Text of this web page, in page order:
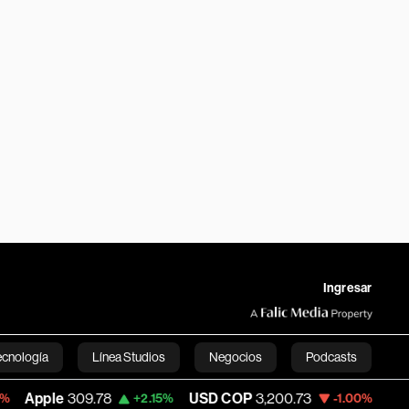
Ingresar
Línea Studios Negocios Podcasts
English
309.78 +2.15% USD COP 3,200.73 -1.00% Tesla 325.86